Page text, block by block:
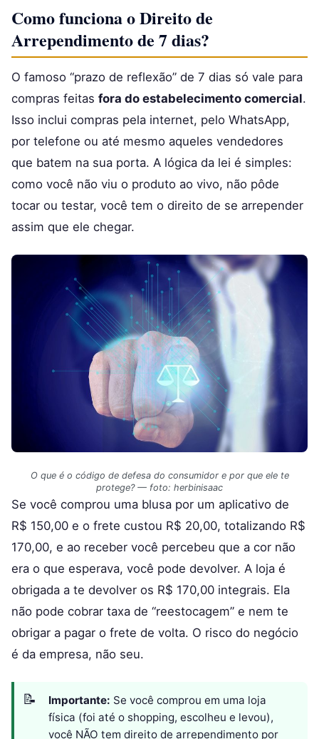
Como funciona o Direito de
Arrependimento de 7 dias?
O famoso “prazo de reflexão” de 7 dias só vale para
compras feitas fora do estabelecimento comercial.
Isso inclui compras pela internet, pelo WhatsApp,
por telefone ou até mesmo aqueles vendedores
que batem na sua porta. A lógica da lei é simples:
como você não viu o produto ao vivo, não pôde
tocar ou testar, você tem o direito de se arrepender
assim que ele chegar.
O que é o código de defesa do consumidor e por que ele te
protege? — foto: herbinisaac
Se você comprou uma blusa por um aplicativo de
R$ 150,00 e o frete custou R$ 20,00, totalizando R$
170,00, e ao receber você percebeu que a cor não
era o que esperava, você pode devolver. A loja é
obrigada a te devolver os R$ 170,00 integrais. Ela
não pode cobrar taxa de “reestocagem” e nem te
obrigar a pagar o frete de volta. O risco do negócio
é da empresa, não seu.
Importante: Se você comprou em uma loja
física (foi até o shopping, escolheu e levou),
você NÃO tem direito de arrependimento por